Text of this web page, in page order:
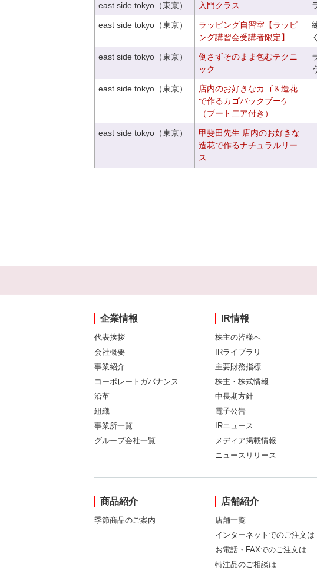
east side tokyo（東京） 入門クラス
east side tokyo（東京）
ラッピング自習室【ラッピ
ング講習会受講者限定】
east side tokyo（東京）
倒さずそのまま包むテクニ
ック
east side tokyo（東京）
店内のお好きなカゴ＆造花
で作るカゴバックブーケ
（ブート二ア付き）
east side tokyo（東京）
甲斐田先生 店内のお好きな
造花で作るナチュラルリー
ス
企業情報
代表挨拶
会社概要
事業紹介
コーポレートガバナンス
沿革
組織
事業所一覧
グループ会社一覧
IR情報
株主の皆様へ
IRライブラリ
主要財務指標
株主・株式情報
中長期方針
電子公告
IRニュース
メディア掲載情報
ニュースリリース
商品紹介
季節商品のご案内
店舗紹介
店舗一覧
インターネットでのご注文は
お電話・FAXでのご注文は
特注品のご相談は